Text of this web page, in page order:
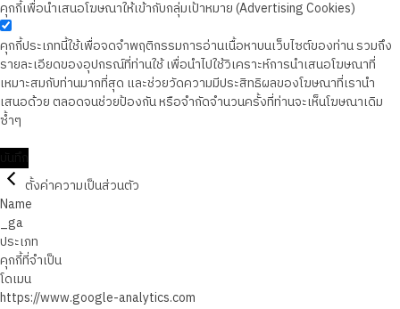
คุกกี้เพื่อนำเสนอโฆษณาให้เข้ากับกลุ่มเป้าหมาย (Advertising Cookies)
คุกกี้ประเภทนี้ใช้เพื่อจดจำพฤติกรรมการอ่านเนื้อหาบนเว็บไซต์ของท่าน รวมถึง
รายละเอียดของอุปกรณ์ที่ท่านใช้ เพื่อนำไปใช้วิเคราะห์การนำเสนอโฆษณาที่
เหมาะสมกับท่านมากที่สุด และช่วยวัดความมีประสิทธิผลของโฆษณาที่เรานำ
เสนอด้วย ตลอดจนช่วยป้องกัน หรือจำกัดจำนวนครั้งที่ท่านจะเห็นโฆษณาเดิม
ซ้ำๆ
ตั้งค่าความเป็นส่วนตัว
Name
_ga
ประเภท
คุกกี้ที่จำเป็น
โดเมน
https://www.google-analytics.com